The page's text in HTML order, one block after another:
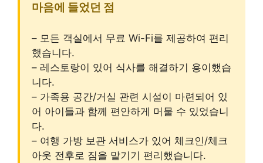
마음에 들었던 점
– 모든 객실에서 무료 Wi-Fi를 제공하여 편리
했습니다.
– 레스토랑이 있어 식사를 해결하기 용이했습
니다.
– 가족용 공간/거실 관련 시설이 마련되어 있
어 아이들과 함께 편안하게 머물 수 있었습니
다.
– 여행 가방 보관 서비스가 있어 체크인/체크
아웃 전후로 짐을 맡기기 편리했습니다.